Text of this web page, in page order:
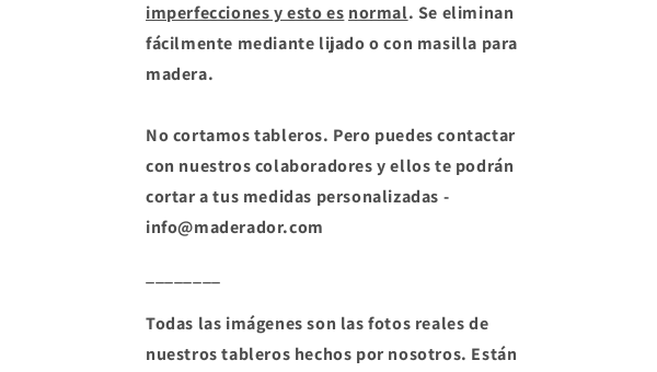
imperfecciones y esto es normal. Se eliminan
fácilmente mediante lijado o con masilla para
madera.
No cortamos tableros. Pero puedes contactar
con nuestros colaboradores y ellos te podrán
cortar a tus medidas personalizadas -
info@maderador.com
Todas las imágenes son las fotos reales de
nuestros tableros hechos por nosotros. Están